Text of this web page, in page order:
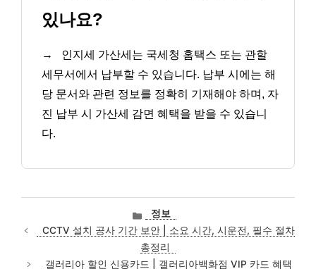
있나요?
→
인지세 가산세는 국세청 홈택스 또는 관할
세무서에서 납부할 수 있습니다. 납부 시에는 해
당 문서와 관련 정보를 정확히 기재해야 하며, 자
진 납부 시 가산세 감면 혜택을 받을 수 있습니
다.
카
테
고
리
정보
CCTV 설치 공사 기간 보안 | 소요 시간, 시운전, 필수 절차
총정리
갤러리아 할인 신용카드 | 갤러리아백화점 VIP 카드 혜택